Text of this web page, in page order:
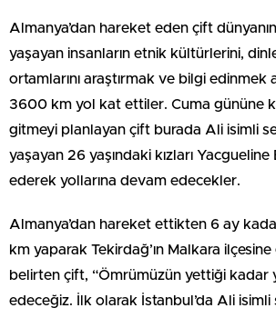
Almanya’dan hareket eden çift
yaşayan insanların etnik kültürlerini,
ortamlarını araştırmak ve bilgi edinmek
3600 km yol kat ettiler. Cuma gününe
gitmeyi planlayan çift burada Ali isimli
yaşayan 26 yaşındaki kızları Yacgueline
ederek yollarına devam edecekler.
Almanya’dan hareket ettikten 6 ay
km yaparak Tekirdağ’ın Malkara
belirten çift, “Ömrümüzün yettiği kadar
edeceğiz. İlk olarak İstanbul’da Ali isimli